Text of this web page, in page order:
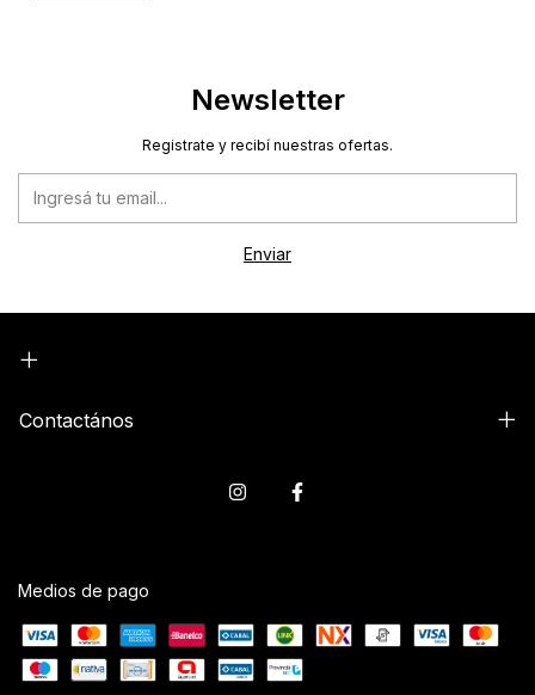
Newsletter
Registrate y recibí nuestras ofertas.
Contactános
Medios de pago